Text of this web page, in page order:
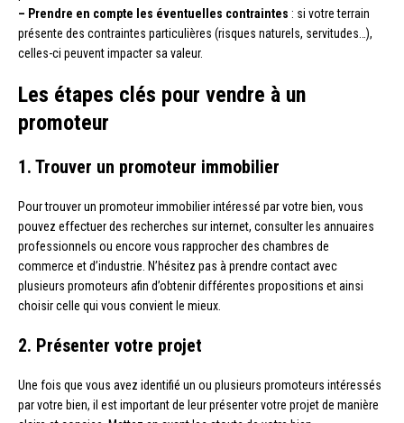
– Prendre en compte les éventuelles contraintes : si votre terrain
présente des contraintes particulières (risques naturels, servitudes…),
celles-ci peuvent impacter sa valeur.
Les étapes clés pour vendre à un
promoteur
1. Trouver un promoteur immobilier
Pour trouver un promoteur immobilier intéressé par votre bien, vous
pouvez effectuer des recherches sur internet, consulter les annuaires
professionnels ou encore vous rapprocher des chambres de
commerce et d’industrie. N’hésitez pas à prendre contact avec
plusieurs promoteurs afin d’obtenir différentes propositions et ainsi
choisir celle qui vous convient le mieux.
2. Présenter votre projet
Une fois que vous avez identifié un ou plusieurs promoteurs intéressés
par votre bien, il est important de leur présenter votre projet de manière